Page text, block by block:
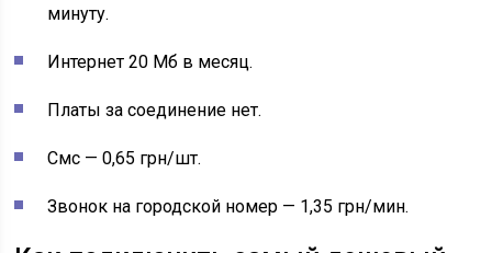
минуту.
Интернет 20 Мб в месяц.
Платы за соединение нет.
Смс — 0,65 грн/шт.
Звонок на городской номер — 1,35 грн/мин.